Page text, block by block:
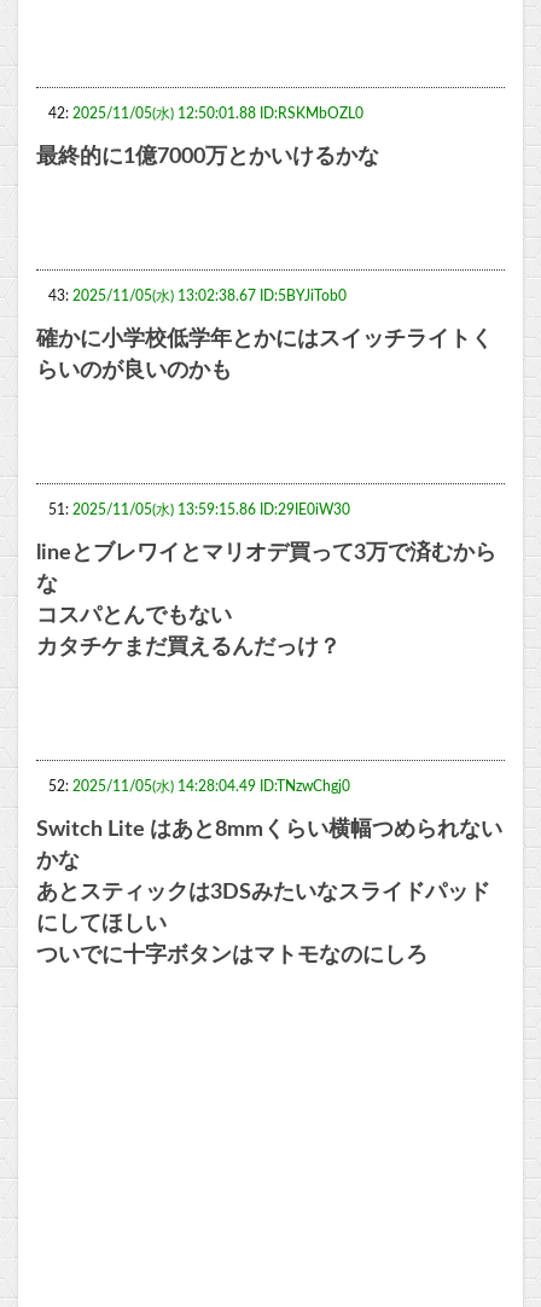
42: 2025/11/05(水) 12:50:01.88 ID:RSKMbOZL0
最終的に1億7000万とかいけるかな
43: 2025/11/05(水) 13:02:38.67 ID:5BYJiTob0
確かに小学校低学年とかにはスイッチライトく
らいのが良いのかも
51: 2025/11/05(水) 13:59:15.86 ID:29IE0iW30
lineとブレワイとマリオデ買って3万で済むから
な
コスパとんでもない
カタチケまだ買えるんだっけ？
52: 2025/11/05(水) 14:28:04.49 ID:TNzwChgj0
Switch Lite はあと8mmくらい横幅つめられない
かな
あとスティックは3DSみたいなスライドパッド
にしてほしい
ついでに十字ボタンはマトモなのにしろ